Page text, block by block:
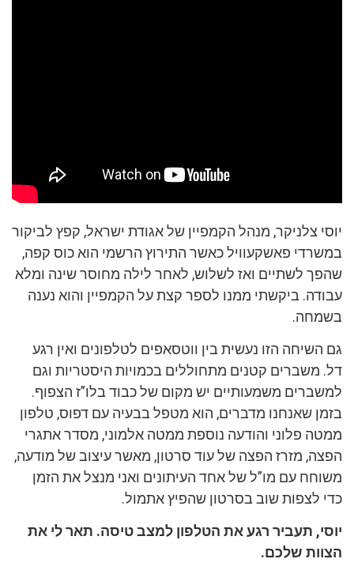
יוסי צלניקר, מנהל הקמפיין של אגודת ישראל, קפץ לביקור
במשרדי פאשקעוויל כאשר התירוץ הרשמי הוא כוס קפה,
שהפך לשתיים ואז לשלוש, לאחר לילה מחוסר שינה ומלא
עבודה. ביקשתי ממנו לספר קצת על הקמפיין והוא נענה
בשמחה.
גם השיחה הזו נעשית בין ווטסאפים לטלפונים ואין רגע
דל. משברים קטנים מתחוללים בכמויות היסטריות וגם
למשברים משמעותיים יש מקום של כבוד בלו”ז הצפוף.
בזמן שאנחנו מדברים, הוא מטפל בבעיה עם דפוס, טלפון
ממטה פלוני והודעה נוספת ממטה אלמוני, מסדר אתגרי
הפצה, מזרז הפצה של עוד סרטון, מאשר עיצוב של מודעה,
משוחח עם מו”ל של אחד העיתונים ואני מנצל את הזמן
כדי לצפות שוב בסרטון שהפיץ אתמול.
יוסי, תעביר רגע את הטלפון למצב טיסה. תאר לי את
הצוות שלכם.